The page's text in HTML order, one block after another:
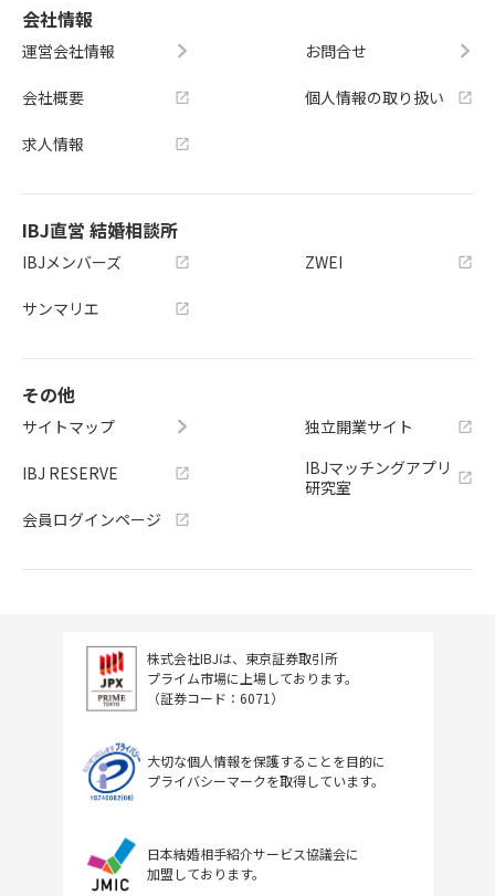
会社情報
運営会社情報
会社概要
求人情報
お問合せ
個人情報の取り扱い
IBJ直営 結婚相談所
IBJメンバーズ
サンマリエ
ZWEI
その他
サイトマップ
IBJ RESERVE
会員ログインページ
独立開業サイト
IBJマッチングアプリ
研究室
株式会社IBJは、東京証券取引所
プライム市場に上場しております。
（証券コード：6071）
大切な個人情報を保護することを目的に
プライバシーマークを取得しています。
日本結婚相手紹介サービス協議会に
加盟しております。